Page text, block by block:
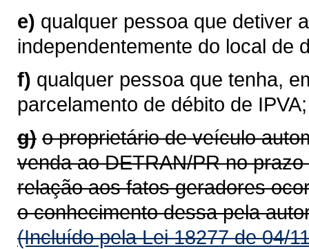
e) qualquer pessoa que detiver
independentemente do local de
f) qualquer pessoa que tenha,
parcelamento de débito de IPVA;
g) o proprietário de veículo
venda ao DETRAN/PR no
relação aos fatos geradores
o conhecimento dessa pela
(Incluído pela Lei 18277 de 04/